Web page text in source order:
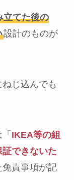
立てた後の
設計のものが
じ込んでも
IKEA等の組
できないた
免責事項が記